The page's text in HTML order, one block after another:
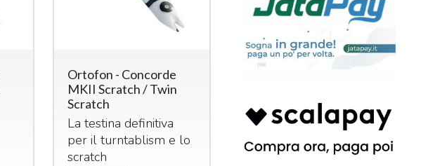
Ortofon - Concorde
MKII Scratch / Twin
Scratch
La testina definitiva
per il turntablism e lo
scratch